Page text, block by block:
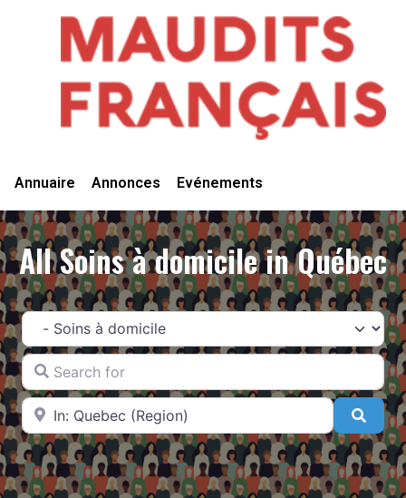
Annuaire Annonces Evénements
All Soins à domicile in Québec
Catégorie
Search for
Near